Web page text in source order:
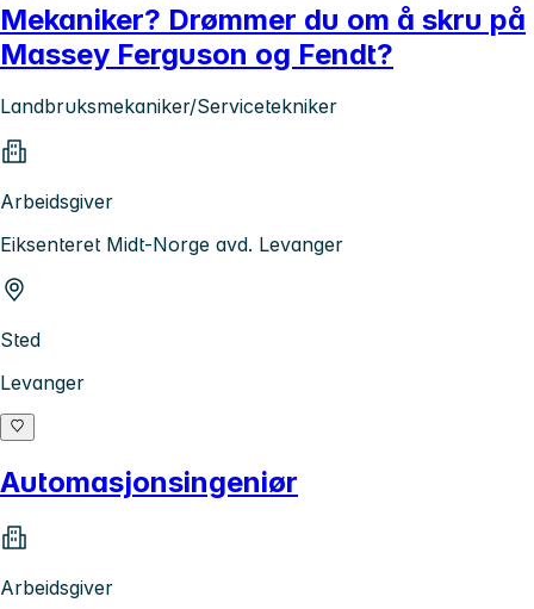
Mekaniker? Drømmer du om å skru på
Massey Ferguson og Fendt?
Landbruksmekaniker/Servicetekniker
Arbeidsgiver
Eiksenteret Midt-Norge avd. Levanger
Sted
Levanger
Automasjonsingeniør
Arbeidsgiver